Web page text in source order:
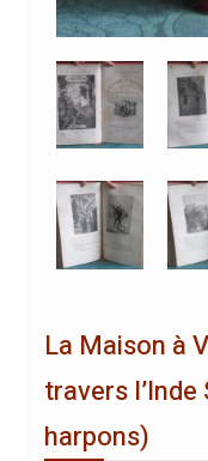
La Maison à
travers
harpons)